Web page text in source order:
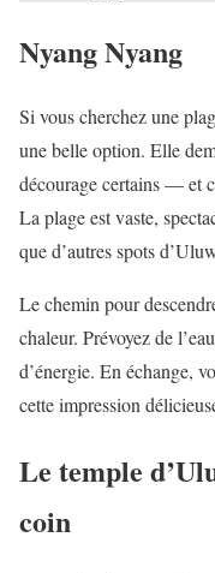
Nyang Nyang
Si vous cherchez une
une belle option. Elle
décourage certains — et
La plage est vaste,
que d’autres spots
Le chemin pour
chaleur. Prévoyez de
d’énergie. En échange,
cette impression
Le temple
coin